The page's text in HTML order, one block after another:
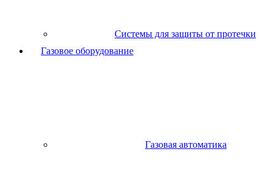
Системы для защиты от протечки
Газовое оборудование
Газовая автоматика